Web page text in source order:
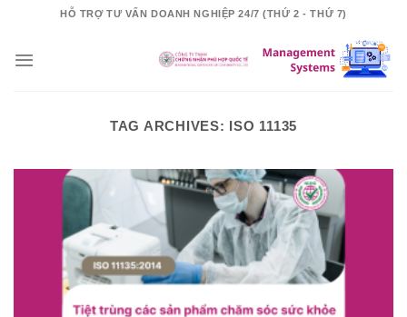
content
HỖ TRỢ TƯ VẤN DOANH NGHIỆP 24/7 (THỨ 2 - THỨ 7)
TAG ARCHIVES: ISO 11135